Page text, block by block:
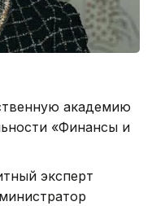
академию
«Финансы и
эксперт